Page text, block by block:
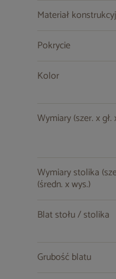
Materiał
Pokrycie
Kolor
Wymiary (szer. x gł.
Wymiary stolika
(średn. x wys.)
Blat stołu / stolika
Grubość blatu